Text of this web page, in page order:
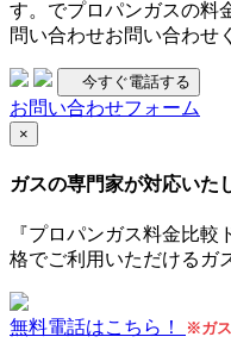
す。でプロパンガスの料
問い合わせお問い合わせ
今すぐ電話する
お問い合わせフォーム
×
ガスの専門家が対応いた
『プロパンガス料金比
格でご利用いただけるガ
無料電話はこちら！
※ガ